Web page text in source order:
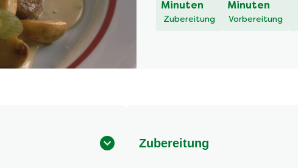
Minuten
Zubereitung
Minuten
Vorbereitung
Zubereitung